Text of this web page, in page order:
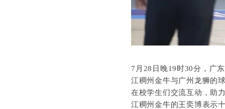
7月28日晚19时30分，广
江稠州金牛与广州龙狮的
在校学生们交流互动，助
江稠州金牛的王奕博表示